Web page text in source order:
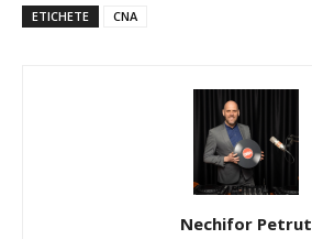
ETICHETE CNA
Nechifor Petrut